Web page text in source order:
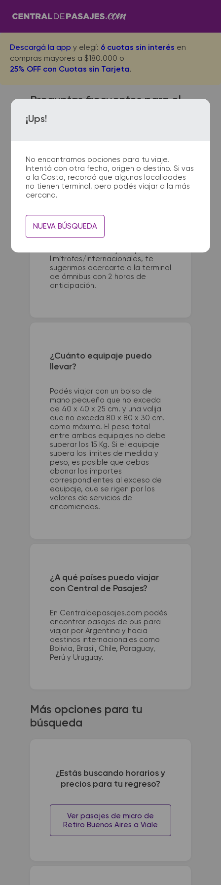
Descargá la app y elegí: 6 cuotas sin interés en
compras mayores a $180.000 o
25% OFF con Cuotas sin Tarjeta.
¡Ups!
No encontramos opciones para tu viaje.
Intentá con otra fecha, origen o destino. Si vas
a la Costa, recordá que algunas localidades
no tienen terminal, pero podés viajar a la más
cercana.
NUEVA BÚSQUEDA
Preguntas frecuentes para el
viaje desde Viale a Retiro
Buenos Aires
¿Con cuánta anticipación
debo presentarme en la
terminal de micros?
Para viajes nacionales es
limítrofes/internacionales, te
sugerimos acercarte a la terminal
de ómnibus con 2 horas de
anticipación.
¿Cuánto equipaje puedo
llevar?
Podés viajar con un bolso de
mano pequeño que no exceda
de 40 x 40 x 25 cm. y una valija
que no exceda 80 x 80 x 30 cm.
como máximo. El peso total
entre ambos equipajes no debe
superar los 15 Kg. Si el equipaje
supera los límites de medida y
peso, es posible que debas
abonar los importes
correspondientes al exceso de
equipaje, que se rigen por los
valores de servicios de
encomiendas.
¿A qué países puedo viajar
con Central de Pasajes?
En Centraldepasajes.com podés
encontrar pasajes de bus para
viajar por Argentina y hacia
destinos internacionales como
Bolivia, Brasil, Chile, Paraguay,
Perú y Uruguay.
Más opciones para tu
búsqueda
¿Estás buscando horarios y
precios para tu regreso?
Ver pasajes de micro de
Retiro Buenos Aires a Viale